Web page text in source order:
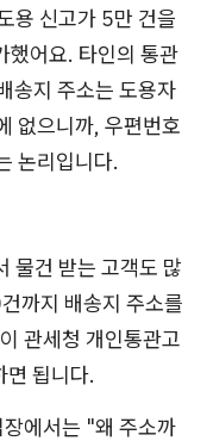
용 신고가 5만 건을
어요. 타인의 통관
송지 주소는 도용자
없으니까, 우편번호
논리입니다.
물건 받는 고객도 많
까지 배송지 주소를
관세청 개인통관고
면 됩니다.
에서는 "왜 주소까